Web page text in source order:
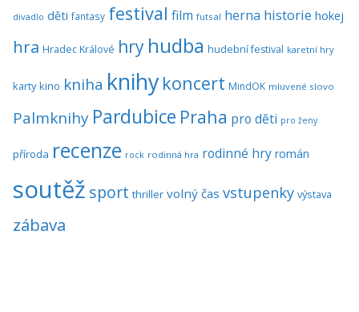
divadlo děti fantasy festival film futsal herna historie hokej
hra Hradec Králové hry hudba hudební festival karetní hry
karty kino kniha knihy koncert MindOK mluvené slovo
Palmknihy Pardubice Praha pro děti pro ženy
příroda recenze rock rodinná hra rodinné hry román
soutěž sport thriller volný čas vstupenky výstava
zábava